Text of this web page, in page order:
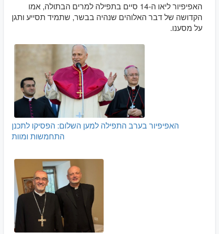
האפיפיור ליאו ה-14 סיים בתפילה למרים הבתולה, אמו
הקדושה של דבר האלוהים שנהיה בבשר, שתמיד תסייע ותגן
על מסענו.
האפיפיור בערב התפילה למען השלום: הפסיקו לתכנן
התחמשות ומוות